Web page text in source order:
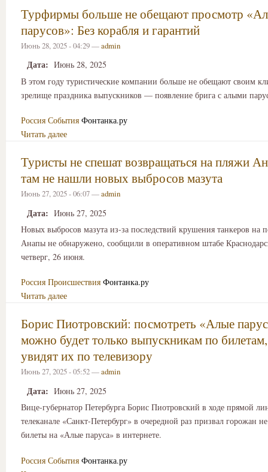
Турфирмы больше не обещают просмотр
парусов»: Без корабля и гарантий
Июнь 28, 2025 - 04:29 —admin
Дата: Июнь 28, 2025
В этом году туристические компании больше не обещают своим
зрелище праздника выпускников — появление брига с алыми
Россия События Фонтанка.ру
Читать далее
Туристы не спешат возвращаться на пляжи
там не нашли новых выбросов мазута
Июнь 27, 2025 - 06:07 —admin
Дата: Июнь 27, 2025
Новых выбросов мазута из-за последствий крушения танкеров на
Анапы не обнаружено, сообщили в оперативном штабе
четверг, 26 июня.
Россия Происшествия Фонтанка.ру
Читать далее
Борис Пиотровский: посмотреть «Алые
можно будет только выпускникам по
увидят их по телевизору
Июнь 27, 2025 - 05:52 —admin
Дата: Июнь 27, 2025
Вице-губернатор Петербурга Борис Пиотровский в ходе прямой
телеканале «Санкт-Петербург» в очередной раз призвал горожан
билеты на «Алые паруса» в интернете.
Россия События Фонтанка.ру